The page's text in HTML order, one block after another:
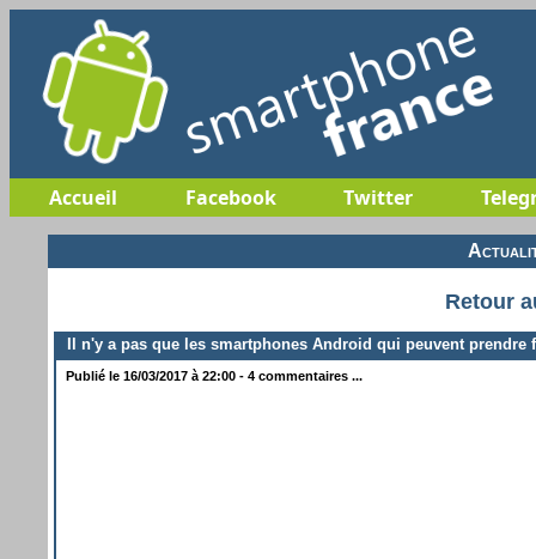
Accueil Facebook Twitter
Retour
Il n'y a pas que les smartphones Android qui peuvent prendre
Publié le 16/03/2017 à 22:00 - 4 commentaires ...